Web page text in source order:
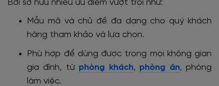
Bởi sở hữu nhiều ưu điểm vượt trội như:
Mẫu mã và chủ đề đa dạng cho quý khách
hàng tham khảo và lựa chọn.
Phù hợp để dùng được trong mọi không gian
gia đình, từ phòng khách, phòng ăn, phòng
làm việc.